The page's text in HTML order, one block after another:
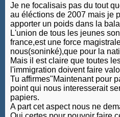
Je ne focalisais pas du tout
au éléctions de 2007 mais je
apporter un poids dans la
L'union de tous les jeunes
france,est une force
nous(soninké),que pour la
Mais il est claire que toutes
l'immigration doivent faire
Tu affirmes"Maintenant pour
point qui nous interesserait
papiers.
A part cet aspect nous ne